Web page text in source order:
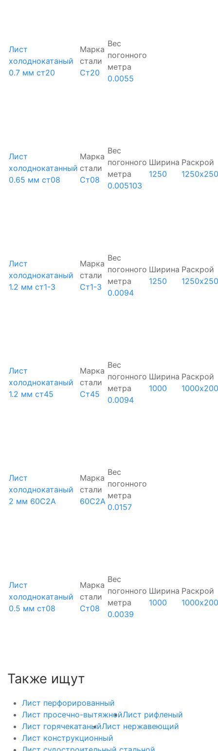
Лист
холоднокатаный
0.7 мм ст20
Марка
стали
Ст20
Вес
погонного
метра
0.0055
Лист
холоднокатанный
0.65 мм ст08
Марка
стали
Ст08
Вес
погонного
метра
0.005103
Ширина
1250
Раскрой
Лист
холоднокатаный
1.2 мм ст1-3
Марка
стали
Ст1-3
Вес
погонного
метра
0.0094
Ширина
1250
Раскрой
Лист
холоднокатаный
1.2 мм ст45
Марка
стали
Ст45
Вес
погонного
метра
0.0094
Ширина
1000
Раскрой
Лист
холоднокатаный
2 мм 60С2А
Марка
стали
60С2А
Вес
погонного
метра
0.0157
Лист
холоднокатаный
0.5 мм ст08
Марка
стали
Ст08
Вес
погонного
метра
0.0039
Ширина
1000
Раскрой
Также ищут
Лист перфорированный
Лист просечно-вытяжнойЛист рифленый
Лист горячекатаныйЛист нержавеющий
Лист конструкционный